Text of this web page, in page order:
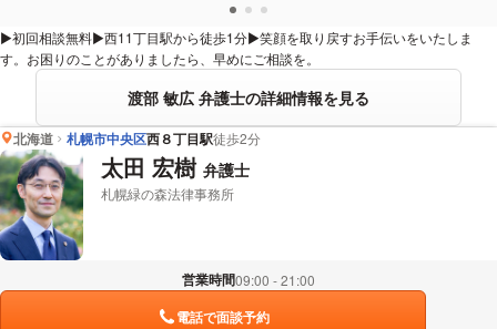
▶初回相談無料▶西11丁目駅から徒歩1分▶笑顔を取り戻すお手伝いをいたしま
す。お困りのことがありましたら、早めにご相談を。
渡部 敏広 弁護士の詳細情報を見る
北海道 札幌市中央区西８丁目駅徒歩2分
太田 宏樹 弁護士
札幌緑の森法律事務所
営業時間09:00 - 21:00
電話で面談予約